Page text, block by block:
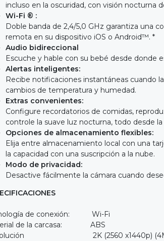
incluso en la oscuridad, con visión nocturna
Wi-Fi ® :
Doble banda de 2,4/5,0 GHz garantiza una
remota en su dispositivo iOS o Android™. *
Audio bidireccional
Escuche y hable con su bebé desde donde
Alertas inteligentes:
Recibe notificaciones instantáneas cuando
cambios de temperatura y humedad.
Extras convenientes:
Configure recordatorios de comidas,
controle la suave luz nocturna, todo desde la
Opciones de almacenamiento flexibles:
Elija entre almacenamiento local con una
la capacidad con una suscripción a la nube.
Modo de privacidad:
Desactive fácilmente la cámara cuando
de conexión: Wi-Fi
de la carcasa: ABS
2K (2560 x1440p)